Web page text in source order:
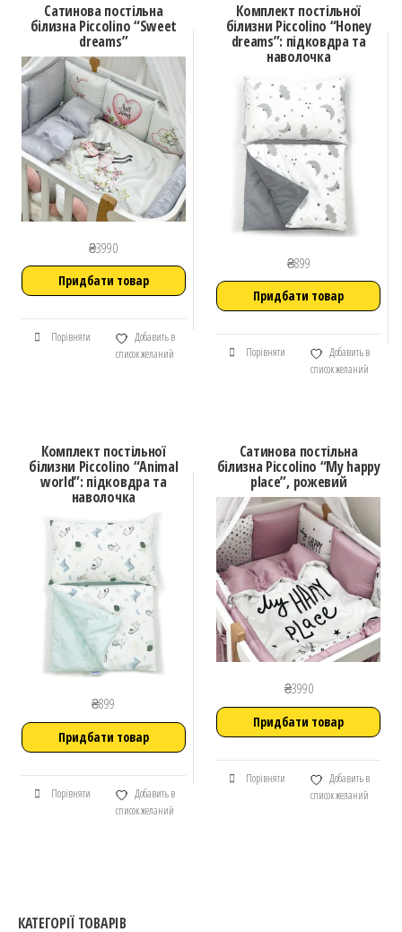
Сатинова постільна
білизна Piccolino “Sweet
dreams”
₴3990
Придбати товар
Порівняти
Добавить в
список желаний
Комплект постільної
білизни Piccolino “Honey
dreams”: підковдра та
наволочка
₴899
Придбати товар
Порівняти
Добавить в
список желаний
Комплект постільної
білизни Piccolino “Animal
world”: підковдра та
наволочка
₴899
Придбати товар
Порівняти
Добавить в
список желаний
Сатинова постільна
білизна Piccolino “My happy
place”, рожевий
₴3990
Придбати товар
Порівняти
Добавить в
список желаний
КАТЕГОРІЇ ТОВАРІВ